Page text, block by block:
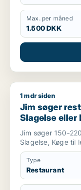
Max. per måned
1.500 DKK
Jim søger
1 mdr siden
Jim søger
Slagelse eller
Jim søger 150-
Slagelse, Køge til
Type
Restaurant